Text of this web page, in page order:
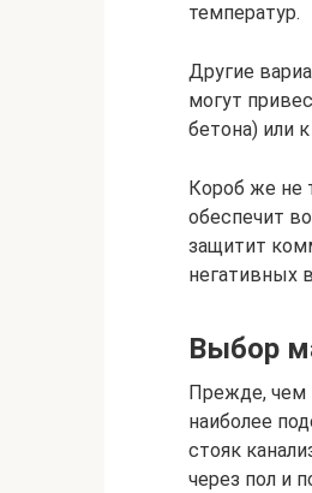
температур.
Другие
могут
бетона) или
Короб же не
обеспечит
защитит
негативных
Выбор
Прежде, чем
наиболее
стояк
через пол и